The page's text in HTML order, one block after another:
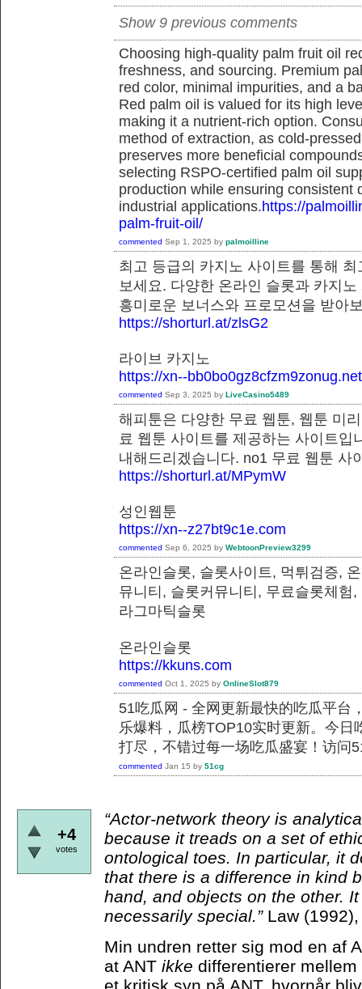
Show 9 previous comments
Choosing high-quality palm fruit oil
freshness, and sourcing. Premium
red color, minimal impurities, and a
Red palm oil is valued for its high
making it a nutrient-rich option.
method of extraction, as cold-
preserves more beneficial
selecting RSPO-certified palm oil
production while ensuring consistent
industrial applications.https://
palm-fruit-oil/
commented Sep 1, 2025 by palmoilline
최고 등급의 카지노 사이트를 통해
보세요. 다양한 온라인 슬롯과 카지
흥미로운 보너스와 프로모션을 받
https://shorturl.at/zlsG2
라이브 카지노
https://xn--bb0bo0gz8cfzm9zonug.net
commented Sep 3, 2025 by LiveCasino5489
해피툰은 다양한 무료 웹툰, 웹툰 미
료 웹툰 사이트를 제공하는 사이트
내해드리겠습니다. no1 무료 웹툰
https://shorturl.at/MPymW
성인웹툰
https://xn--z27bt9c1e.com
commented Sep 6, 2025 by WebtoonPreview3299
온라인슬롯, 슬롯사이트, 먹튀검증,
뮤니티, 슬롯커뮤니티, 무료슬롯체험
라그마틱슬롯
온라인슬롯
https://kkuns.com
commented Oct 1, 2025 by OnlineSlot879
51吃瓜网 - 全网更新最快的吃瓜平台
乐爆料，瓜榜TOP10实时更新。今
打尽，不错过每一场吃瓜盛宴！访问
commented Jan 15 by 51cg
+4
votes
“Actor-network theory is
because it treads on a set of
ontological toes. In particular, it
that there is a difference in kind
hand, and objects on the other.
necessarily special.” Law
Min undren retter sig mod en af
at ANT ikke differentierer
et kritisk syn på ANT, hvornår